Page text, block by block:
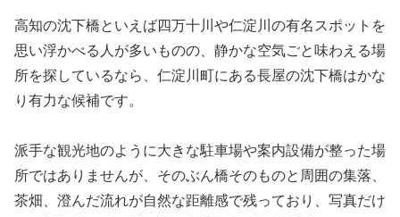
高知の沈下橋といえば四万十川や仁淀川の有名スポットを
思い浮かべる人が多いものの、静かな空気ごと味わえる場
所を探しているなら、仁淀川町にある長屋の沈下橋はかな
り有力な候補です。
派手な観光地のように大きな駐車場や案内設備が整った場
所ではありませんが、そのぶん橋そのものと周囲の集落、
茶畑、澄んだ流れが自然な距離感で残っており、写真だけ